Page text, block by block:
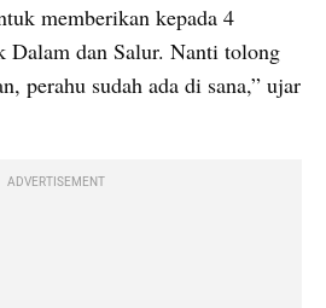
memberikan kepada 4
Dalam dan Salur. Nanti tolong
perahu sudah ada di sana,” ujar
ADVERTISEMENT